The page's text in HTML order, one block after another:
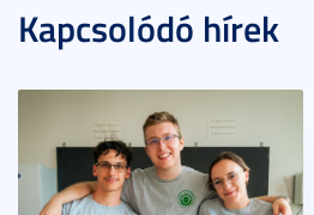
Kapcsolódó hírek